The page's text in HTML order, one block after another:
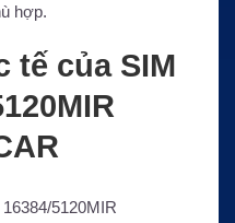
hợp.
tế của SIM
5120MIR